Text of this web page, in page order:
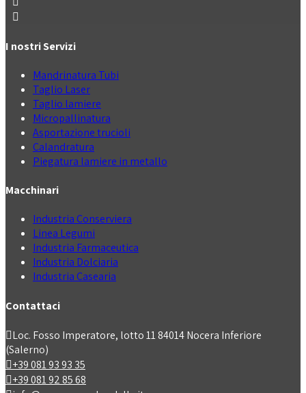
I nostri Servizi
Mandrinatura Tubi
Taglio Laser
Taglio lamiere
Micropallinatura
Asportazione trucioli
Calandratura
Piegatura lamiere in metallo
Macchinari
Industria Conserviera
Linea Legumi
Industria Farmaceutica
Industria Dolciaria
Industria Casearia
Contattaci
Loc. Fosso Imperatore, lotto 11 84014 Nocera Inferiore
(Salerno)
+39 081 93 93 35
+39 081 92 85 68